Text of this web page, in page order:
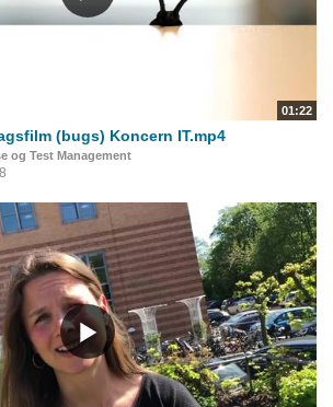
01:22
(bugs) Koncern IT.mp4
og Test Management